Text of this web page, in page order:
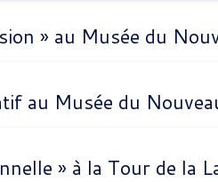
» au Musée du
au Musée du
» à la Tour de la